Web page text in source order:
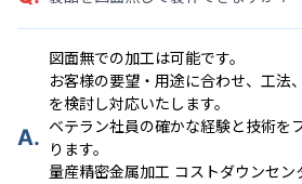
A.
図面無での加工は可能です。
お客様の要望・用途に合わせ、工法
を検討し対応いたします。
ベテラン社員の確かな経験と技術を
ります。
量産精密金属加工 コストダウンセン